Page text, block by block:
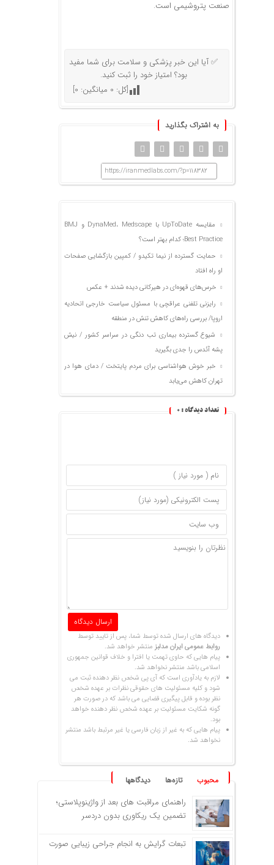
صنعت پتروشیمی است.
✅ آیا این خبر پزشکی و سلامت برای شما مفید
بود؟ امتیاز خود را ثبت کنید.
[کل: 0 میانگین: 0
]
به اشتراک بگذارید
https://iranmedlabs.com/?p=118382
مقایسه UpToDate با DynaMed، Medscape و BMJ
Best Practice؛ کدام بهتر است؟
حمایت گسترده از نیما تکیدو / کمپین بازگشایی صفحات
او راه افتاد
خرس‌های قهوه‌ای در هیرکانی دیده شدند + عکس
رایزنی تلفنی عراقچی با مسئول سیاست خارجی اتحادیه
اروپا/ بررسی راه‌های کاهش تنش در منطقه
شیوع گسترده بیماری تب دنگی در سراسر کشور / نیش
پشه آئدس را جدی بگیرید
خبر خوش هواشناسی برای مردم پایتخت / دمای هوا در
تهران کاهش می‌یابد
تعداد دیدگاه : 0
دیدگاه های ارسال شده توسط شما، پس از تایید توسط
روابط عمومی ایران مدلبز منتشر خواهد شد.
پیام هایی که حاوی تهمت یا افترا و خلاف قوانین جمهوری
اسلامی باشد منتشر نخواهد شد.
لازم به یادآوری است که آی پی شخص نظر دهنده ثبت می
شود و کلیه مسئولیت های حقوقی نظرات بر عهده شخص
نظر بوده و قابل پیگیری قضایی می باشد که در صورت هر
گونه شکایت مسئولیت بر عهده شخص نظر دهنده خواهد
بود.
پیام هایی که به غیر از زبان فارسی یا غیر مرتبط باشد منتشر
نخواهد شد.
محبوب تازه‌ها دیدگاهها
راهنمای مراقبت های بعد از واژینوپلاستی؛
تضمین یک ریکاوری بدون دردسر
تبعات گرایش به انجام جراحی زیبایی صورت